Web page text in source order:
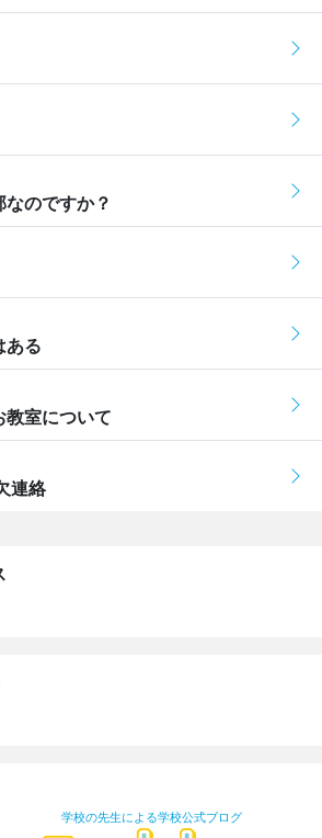
のですか？
ある
教室について
連絡
学校の先生による学校公式ブログ